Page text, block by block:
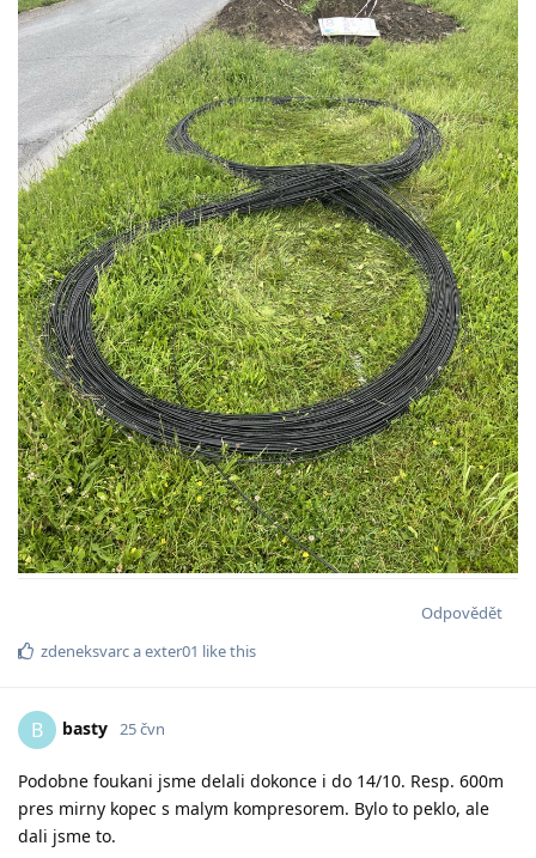
Odpovědět
zdeneksvarcaexter01 like this
B basty 25 čvn
Podobne foukani jsme delali dokonce i do 14/10. Resp. 600m
pres mirny kopec s malym kompresorem. Bylo to peklo, ale
dali jsme to.